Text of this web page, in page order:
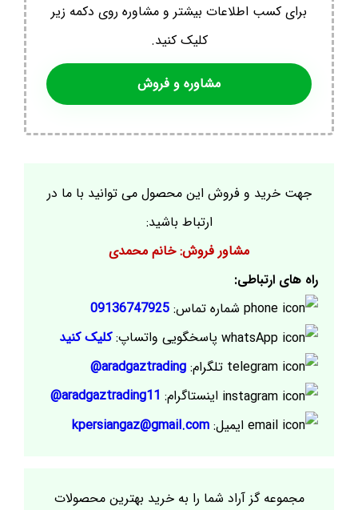
برای کسب اطلاعات بیشتر و مشاوره روی دکمه زیر
کلیک کنید.
مشاوره و فروش
جهت خرید و فروش این محصول می توانید با ما در
ارتباط باشید:
مشاور فروش: خانم محمدی
راه های ارتباطی:
شماره تماس: 09136747925
پاسخگویی واتساپ:کلیک کنید
تلگرام: aradgaztrading@
اینستاگرام: aradgaztrading11@
ایمیل: kpersiangaz@gmail.com
مجموعه گز آراد شما را به خرید بهترین محصولات